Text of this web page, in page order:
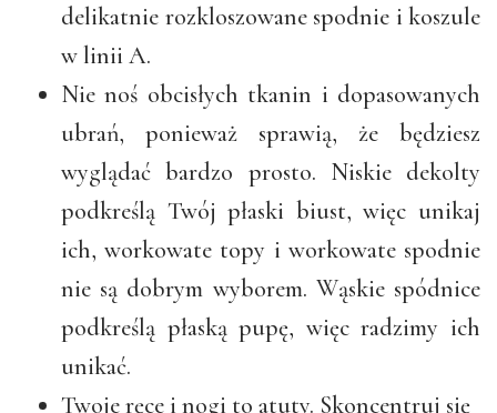
delikatnie rozkloszowane spodnie i koszule
w linii A.
Nie noś obcisłych tkanin i dopasowanych
ubrań, ponieważ sprawią, że będziesz
wyglądać bardzo prosto. Niskie dekolty
podkreślą Twój płaski biust, więc unikaj
ich, workowate topy i workowate spodnie
nie są dobrym wyborem. Wąskie spódnice
podkreślą płaską pupę, więc radzimy ich
unikać.
Twoje ręce i nogi to atuty. Skoncentruj się